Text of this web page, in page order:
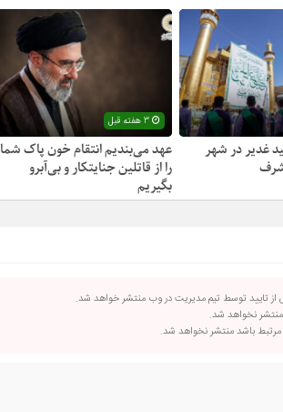
غدیر در شهر
3 هفته قبل
عهد می‌بندیم انتقام خون پاک شما
را از قاتلین جنایتکار و بی‌آبرو
بگیریم
تایید توسط تیم مدیریت در وب منتشر خواهد شد.
منتشر نخواهد شد.
مرتبط باشد منتشر نخواهد شد.